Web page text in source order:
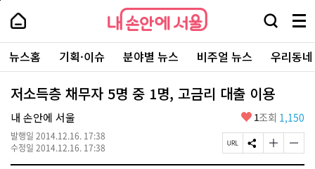
본
로
가
내
손
안
에
서
울
-
서
울
시
대
표
소
내
손
에
울
검
창
열
기
메
뉴
전
체
보
주
요
서
뉴스홈 기획·이슈 분야별 뉴스 비주얼 뉴스 우리동
저소득층 채무자 5명 중 1명, 고금리 대출 이용
내 손안에 서울
발행일 2014.12.16. 17:38
수정일 2014.12.16. 17:38
좋
요
1조회 1,150
페
이
S
N
글
자
글
자
페
상
단
로